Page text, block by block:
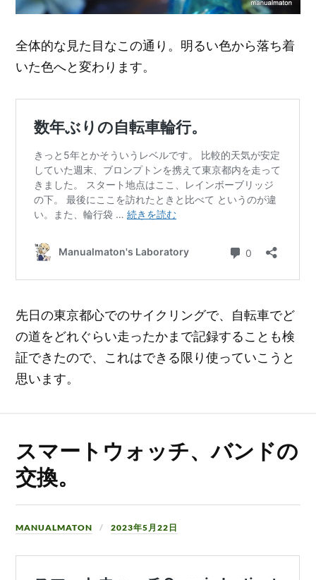
全体的な見た目なこの通り。明るい色から落ち着
いた色へと変わります。
先日の東京都心でのサイクリングで、自転車でど
の道をどれぐらい走ったかまで記録することも検
証できたので、これはできる限り使っていこうと
思います。
スマートウォッチ、バンドの
交換。
MANUALMATON 2023年5月22日